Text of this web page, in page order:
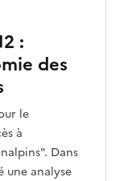
:
des
le
à
Dans
une analyse